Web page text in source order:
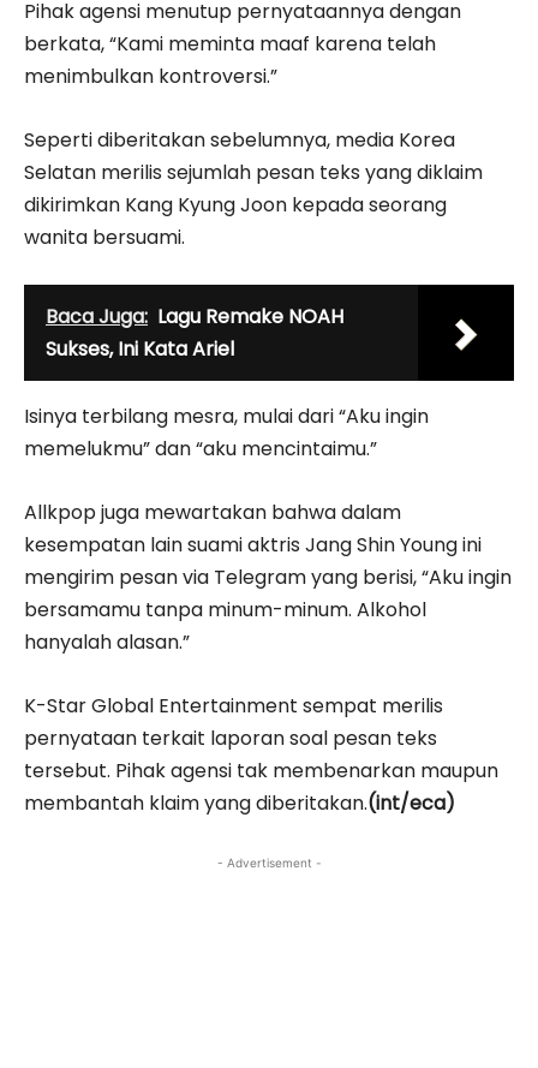
Pihak agensi menutup pernyataannya dengan
berkata, “Kami meminta maaf karena telah
menimbulkan kontroversi.”
Seperti diberitakan sebelumnya, media Korea
Selatan merilis sejumlah pesan teks yang diklaim
dikirimkan Kang Kyung Joon kepada seorang
wanita bersuami.
Baca Juga: Lagu Remake NOAH
Sukses, Ini Kata Ariel
Isinya terbilang mesra, mulai dari “Aku ingin
memelukmu” dan “aku mencintaimu.”
Allkpop juga mewartakan bahwa dalam
kesempatan lain suami aktris Jang Shin Young ini
mengirim pesan via Telegram yang berisi, “Aku ingin
bersamamu tanpa minum-minum. Alkohol
hanyalah alasan.”
K-Star Global Entertainment sempat merilis
pernyataan terkait laporan soal pesan teks
tersebut. Pihak agensi tak membenarkan maupun
membantah klaim yang diberitakan.(int/eca)
- Advertisement -